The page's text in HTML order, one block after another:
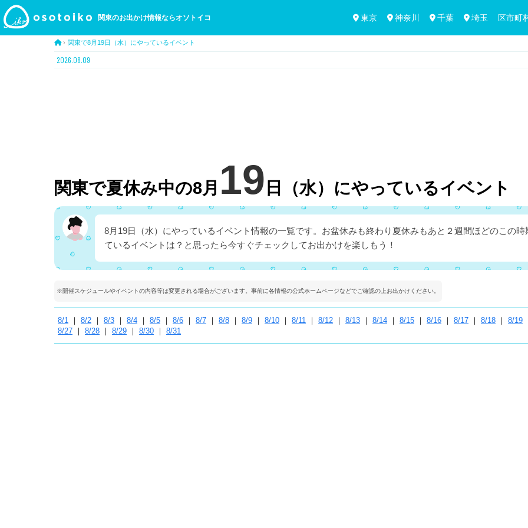
関東のお出かけ情報ならオソトイコ 東京 神奈川 千葉 埼玉 区市町
› 関東で8月19日（水）にやっているイベント
2026.08.09
関東で夏休み中の8月 19 日（水）にやっているイベント
8月19日（水）にやっているイベント情報の一覧です。お盆休みも終わり夏休みもあと２週間ほどのこの
ているイベントは？と思ったら今すぐチェックしてお出かけを楽しもう！
※開催スケジュールやイベントの内容等は変更される場合がございます。事前に各情報の公式ホームページなどでご確認の上お出かけください。
8/1 ｜ 8/2 ｜ 8/3 ｜ 8/4 ｜ 8/5 ｜ 8/6 ｜ 8/7 ｜ 8/8 ｜ 8/9 ｜ 8/10 ｜ 8/11 ｜ 8/12 ｜ 8/13 ｜ 8/14 ｜ 8/15 ｜ 8/16 ｜ 8/17 ｜ 8/18 ｜ 8/19
8/27 ｜ 8/28 ｜ 8/29 ｜ 8/30 ｜ 8/31